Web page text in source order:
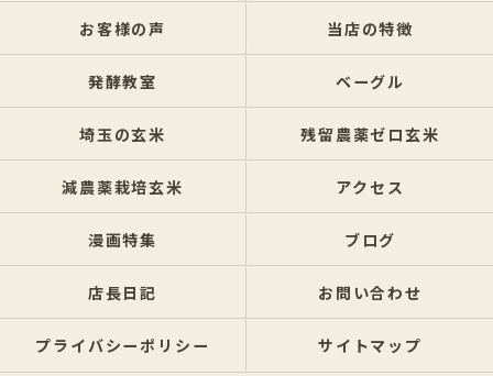
お客様の声 当店の特徴
発酵教室 ベーグル
埼玉の玄米 残留農薬ゼロ玄米
減農薬栽培玄米 アクセス
漫画特集 ブログ
店長日記 お問い合わせ
プライバシーポリシー サイトマップ